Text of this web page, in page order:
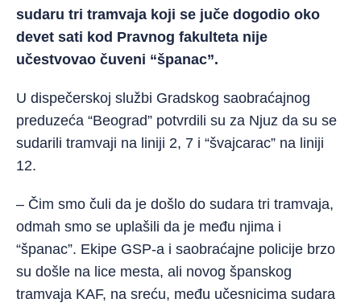
sudaru tri tramvaja koji se juče dogodio oko
devet sati kod Pravnog fakulteta nije
učestvovao čuveni “španac”.
U dispečerskoj službi Gradskog saobraćajnog
preduzeća “Beograd” potvrdili su za Njuz da su se
sudarili tramvaji na liniji 2, 7 i “švajcarac” na liniji
12.
– Čim smo čuli da je došlo do sudara tri tramvaja,
odmah smo se uplašili da je među njima i
“španac”. Ekipe GSP-a i saobraćajne policije brzo
su došle na lice mesta, ali novog španskog
tramvaja KAF, na sreću, među učesnicima sudara